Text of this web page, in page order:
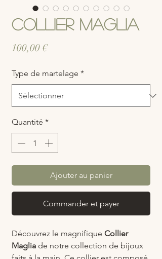
Collier Maglia
100,00 €Prix
Type de martelage *
Quantité *
Ajouter au panier
Commander et payer
Découvrez le magnifique Collier
Maglia de notre collection de bijoux